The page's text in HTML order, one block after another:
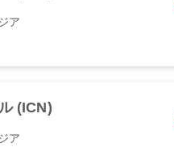
ア
(ICN)
ア